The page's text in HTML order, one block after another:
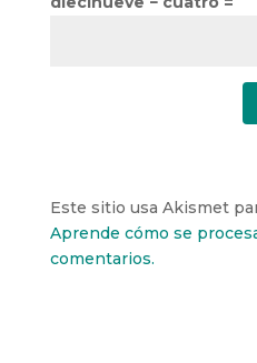
Este sitio usa Akismet
Aprende cómo se
comentarios.